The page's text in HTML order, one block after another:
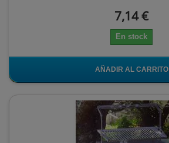
7,14 €
En stock
AÑADIR AL CARRITO